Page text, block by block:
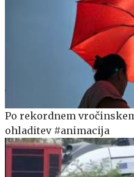
Po rekordnem
ohladitev #animacija